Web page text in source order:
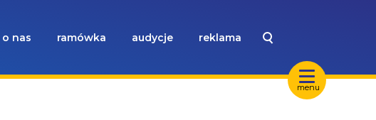
menu
o nas ramówka audycje reklama